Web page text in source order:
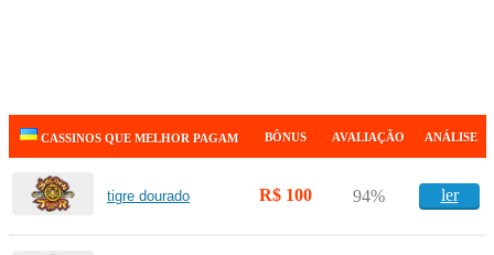
CASSINOS QUE MELHOR PAGAM BÔNUS AVALIAÇÃO ANÁLISE
tigre dourado R$ 100 94% ler